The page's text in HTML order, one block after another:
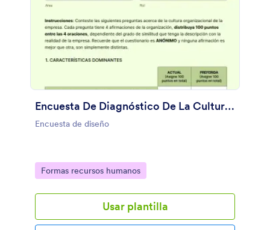
Encuesta De Diagnóstico De La Cultura Organizacional
Encuesta de diseño
Go to Category:
Formas recursos humanos
Usar plantilla